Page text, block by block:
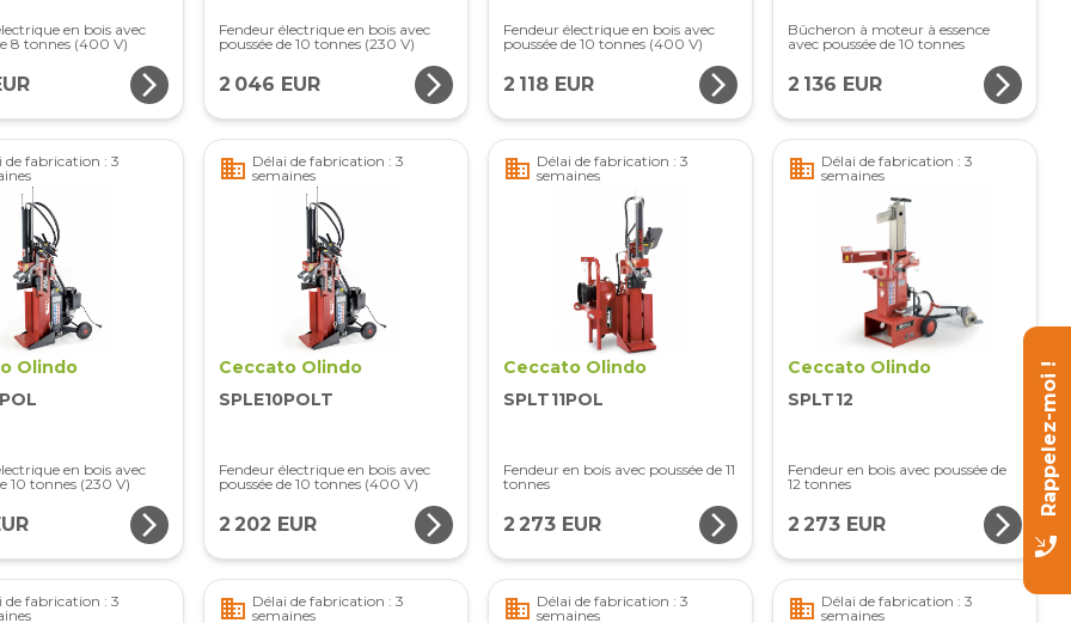
en bois avec
8 tonnes (400 V)
arrow_forward_ios
Fendeur électrique en bois avec
poussée de 10 tonnes (230 V)
2 046 EUR arrow_forward_ios
Fendeur électrique en bois avec
poussée de 10 tonnes (400 V)
2 118 EUR arrow_forward_ios
Bûcheron à moteur à essence
avec poussée de 10 tonnes
2 136 EUR arrow_forward_ios
de fabrication : 3
Olindo
en bois avec
10 tonnes (230 V)
arrow_forward_ios
business Délai de fabrication : 3
semaines
Ceccato Olindo
SPLE10POLT
Fendeur électrique en bois avec
poussée de 10 tonnes (400 V)
2 202 EUR arrow_forward_ios
business Délai de fabrication : 3
semaines
Ceccato Olindo
SPLT11POL
Fendeur en bois avec poussée de 11
tonnes
2 273 EUR arrow_forward_ios
business Délai de fabrication : 3
semaines
Ceccato Olindo
SPLT12
Fendeur en bois avec poussée de
12 tonnes
2 273 EUR arrow_forward_ios
de fabrication : 3
business Délai de fabrication : 3
semaines
business Délai de fabrication : 3
semaines
business Délai de fabrication : 3
semaines
phone_callback
Rappelez-moi !